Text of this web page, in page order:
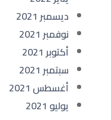
ديسمبر 2021
نوفمبر 2021
أكتوبر 2021
سبتمبر 2021
أغسطس 2021
يوليو 2021